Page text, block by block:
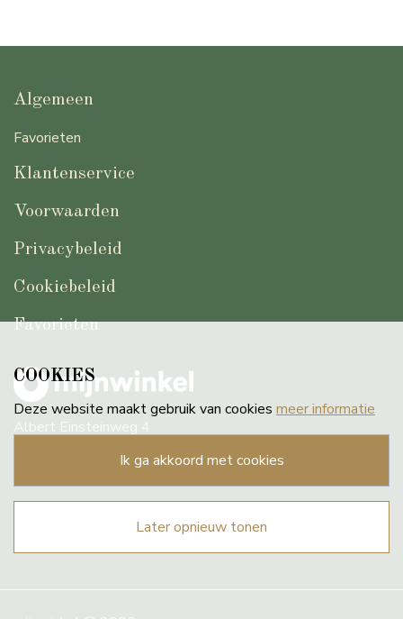
Albert Einsteinweg 4
Algemeen
Favorieten
Klantenservice
Voorwaarden
Privacybeleid
Cookiebeleid
Favorieten
COOKIES
Deze website maakt gebruik van cookies meer informatie
ik ga akkoord met cookies
later opnieuw tonen